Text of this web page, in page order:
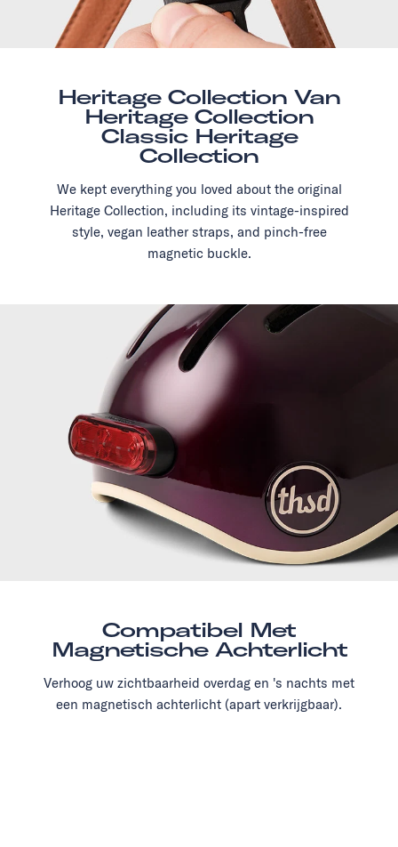
Heritage Collection Van
Heritage Collection
Classic Heritage
Collection
We kept everything you loved about the original
Heritage Collection, including its vintage-inspired
style, vegan leather straps, and pinch-free
magnetic buckle.
Compatibel Met
Magnetische Achterlicht
Verhoog uw zichtbaarheid overdag en 's nachts met
een magnetisch achterlicht (apart verkrijgbaar).